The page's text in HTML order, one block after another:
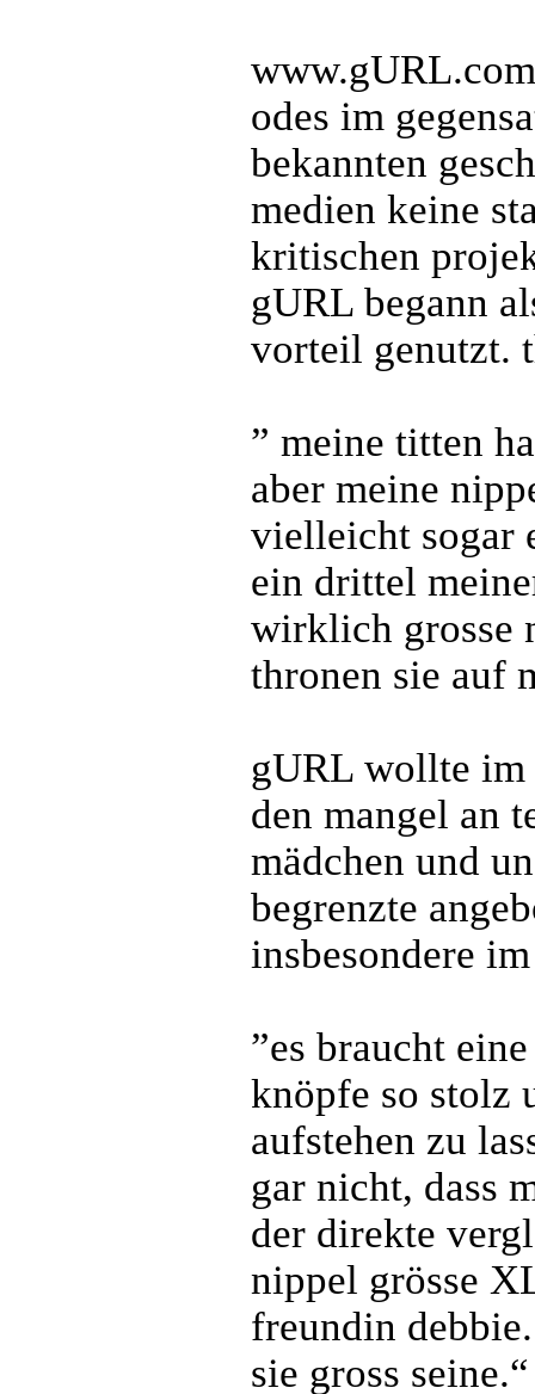
odes im
bekannten
medien keine
kritischen
gURL begann
vorteil genutzt.
” meine titten
aber meine
vielleicht sogar
ein drittel
wirklich grosse
thronen sie auf
gURL wollte im
den mangel an
mädchen und
begrenzte
insbesondere
”es braucht
knöpfe so stolz
aufstehen zu
gar nicht, dass
der direkte
nippel grösse
freundin
sie gross seine.“